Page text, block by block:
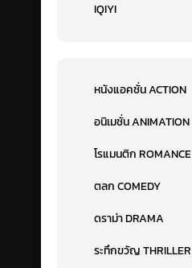
IQIYI
หนังแอคชั่น ACTION
อนิเมชั่น ANIMATION
โรแมนติก ROMANCE
ตลก COMEDY
ดราม่า DRAMA
ระทึกขวัญ THRILLER